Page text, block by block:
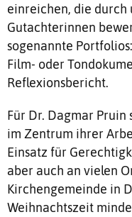
einreichen, die durch
Gutachterinnen
sogenannte
Film- oder
Reflexionsbericht.
Für Dr. Dagmar
im Zentrum ihrer
Einsatz für
aber auch an vielen
Kirchengemeinde in
Weihnachtszeit